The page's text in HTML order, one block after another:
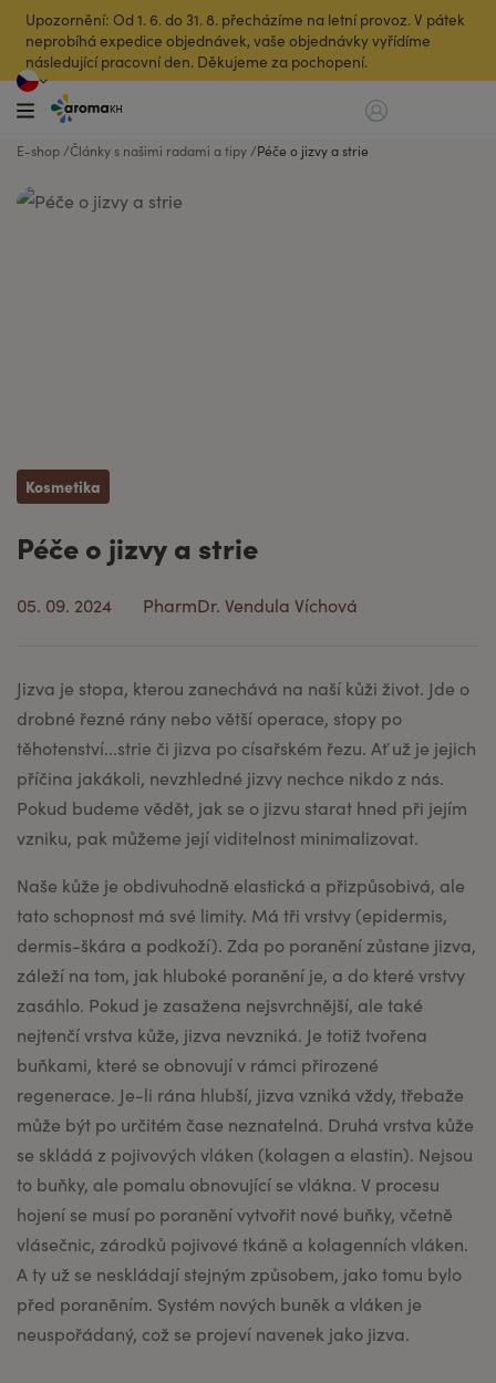
Upozornění: Od 1. 6. do 31. 8. přecházíme na letní provoz. V pátek
neprobíhá expedice objednávek, vaše objednávky vyřídíme
následující pracovní den. Děkujeme za pochopení.
E-shop Články s našimi radami a tipy Péče o jizvy a strie
Kosmetika
Péče o jizvy a strie
05. 09. 2024 PharmDr. Vendula Víchová
Jizva je stopa, kterou zanechává na naší kůži život. Jde o
drobné řezné rány nebo větší operace, stopy po
těhotenství...strie či jizva po císařském řezu. Ať už je jejich
příčina jakákoli, nevzhledné jizvy nechce nikdo z nás.
Pokud budeme vědět, jak se o jizvu starat hned při jejím
vzniku, pak můžeme její viditelnost minimalizovat.
Naše kůže je obdivuhodně elastická a přizpůsobivá, ale
tato schopnost má své limity. Má tři vrstvy (epidermis,
dermis-škára a podkoží). Zda po poranění zůstane jizva,
záleží na tom, jak hluboké poranění je, a do které vrstvy
zasáhlo. Pokud je zasažena nejsvrchnější, ale také
nejtenčí vrstva kůže, jizva nevzniká. Je totiž tvořena
buňkami, které se obnovují v rámci přirozené
regenerace. Je-li rána hlubší, jizva vzniká vždy, třebaže
může být po určitém čase neznatelná. Druhá vrstva kůže
se skládá z pojivových vláken (kolagen a elastin). Nejsou
to buňky, ale pomalu obnovující se vlákna. V procesu
hojení se musí po poranění vytvořit nové buňky, včetně
vlásečnic, zárodků pojivové tkáně a kolagenních vláken.
A ty už se neskládají stejným způsobem, jako tomu bylo
před poraněním. Systém nových buněk a vláken je
neuspořádaný, což se projeví navenek jako jizva.